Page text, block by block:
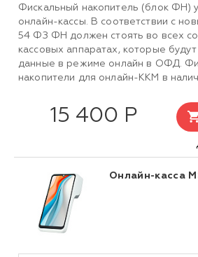
Фискальный накопитель (блок ФН)
онлайн-кассы. В соответствии с
54 ФЗ ФН должен стоять во всех
кассовых аппаратах, которые
данные в режиме онлайн в ОФД.
накопители для онлайн-ККМ в
15 400 Р
Онлайн-касса